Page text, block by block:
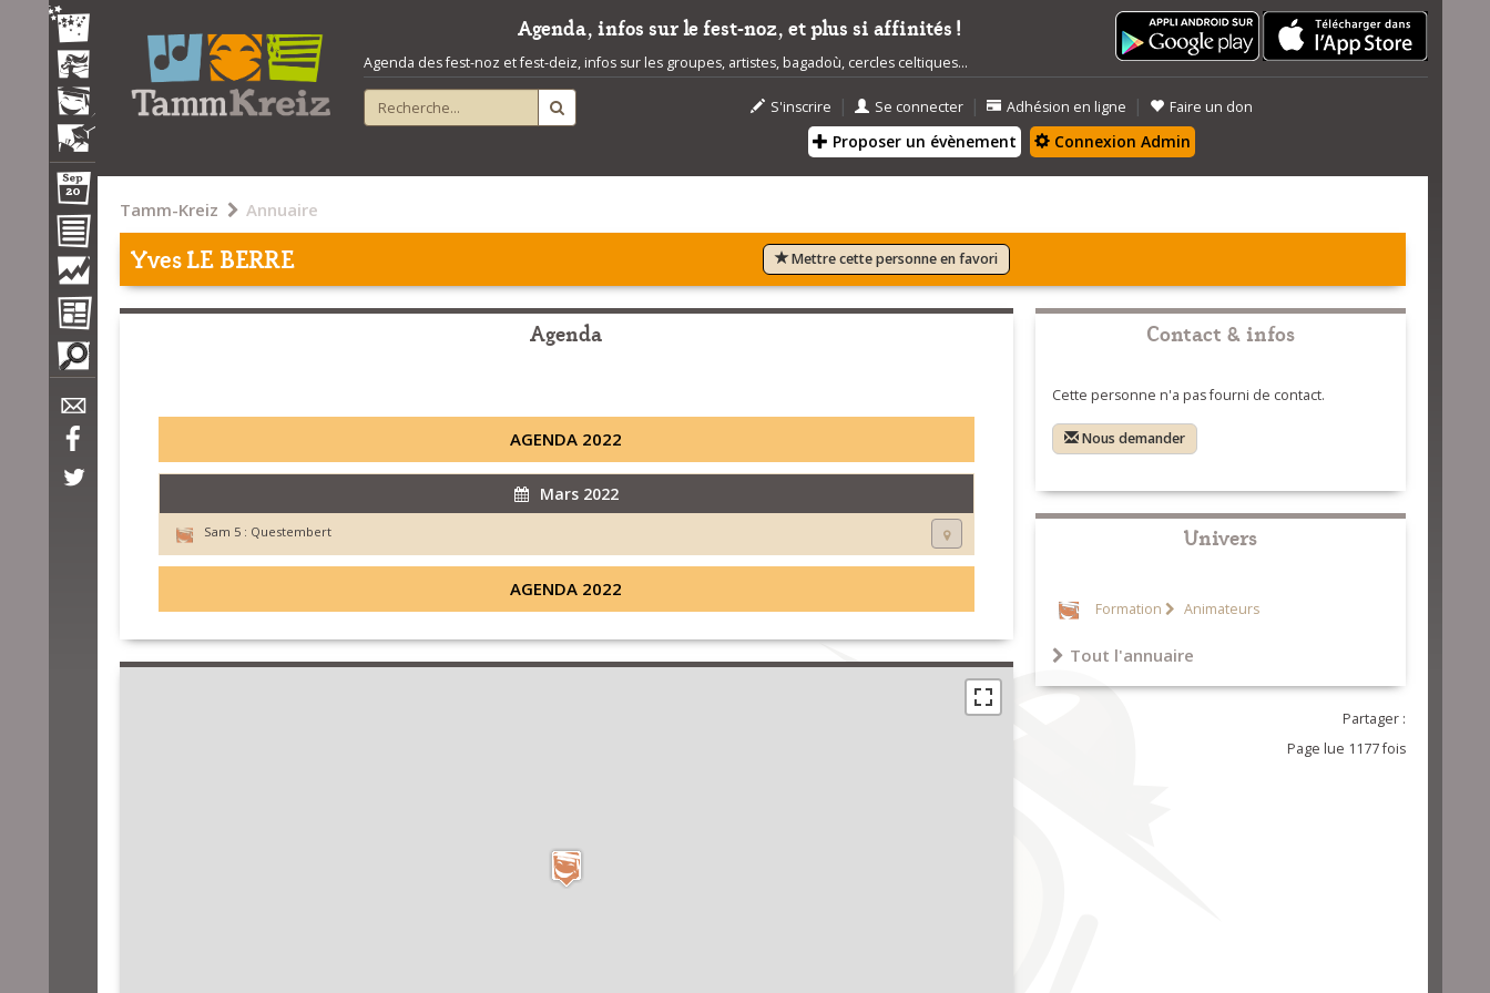
Agenda, infos sur le fest-noz, et plus si affinités !
Agenda des fest-noz et fest-deiz, infos sur les groupes, artistes, bagadoù, cercles celtiques...
S'inscrire | Se connecter | Adhésion en ligne | Faire un don
Proposer un évènement Connexion Admin
Tamm-Kreiz Annuaire
Yves LE BERRE Mettre cette personne en favori
Agenda
AGENDA 2022
Mars 2022
Sam 5 : Questembert
AGENDA 2022
Contact & infos
Cette personne n'a pas fourni de contact.
Nous demander
Univers
Formation Animateurs
Tout l'annuaire
Partager :
Page lue 1177 fois